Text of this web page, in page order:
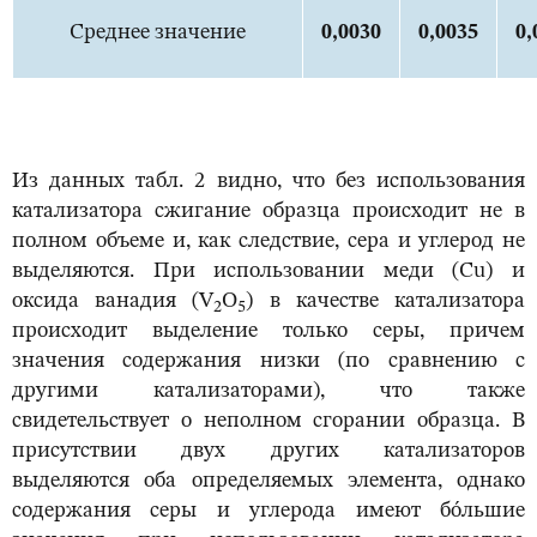
Среднее значение 0,0030 0,0035
Из данных табл. 2 видно, что без использования
катализатора сжигание образца происходит не в
полном объеме и, как следствие, сера и углерод не
выделяются. При использовании меди (Cu) и
оксида ванадия (V2O5) в качестве катализатора
происходит выделение только серы, причем
значения содержания низки (по сравнению с
другими катализаторами), что также
свидетельствует о неполном сгорании образца. В
присутствии двух других катализаторов
выделяются оба определяемых элемента, однако
содержания серы и углерода имеют бо́льшие